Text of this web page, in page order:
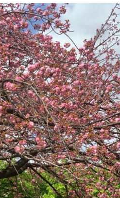
人生って？
特集
しく遊ぶ、夏のご褒美旅。」
お茶の時間です。』
教えてくれた 本当の歩き方。」
ドが生まれる 新しい一流店へ。」
き”に出会いに。韓国」
MOOK
US!